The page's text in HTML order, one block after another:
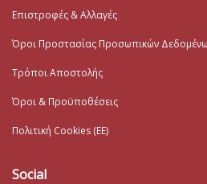
Επιστροφές & Αλλαγές
Όροι Προστασίας Προσωπικών
Τρόποι Αποστολής
Όροι & Προϋποθέσεις
Πολιτική Cookies (ΕΕ)
Social